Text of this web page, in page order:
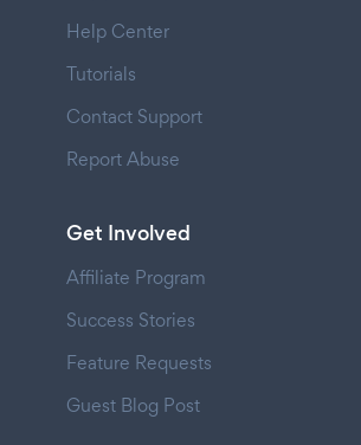
Help Center
Tutorials
Contact Support
Report Abuse
Get Involved
Affiliate Program
Success Stories
Feature Requests
Guest Blog Post